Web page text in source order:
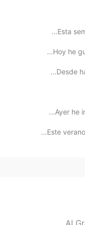
Esta
Hoy he
Desde
Ayer he
Este
AI